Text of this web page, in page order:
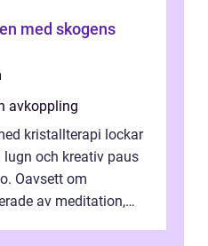
med skogens
avkoppling
kristallterapi lockar
och kreativ paus
Oavsett om
av meditation,